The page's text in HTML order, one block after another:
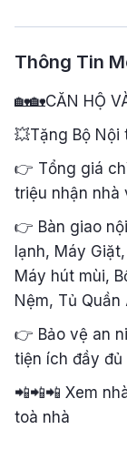
Thông Tin
🏡🏡CĂN HỘ
💥Tặng Bộ Nội
👉 Tổng giá
triệu nhận nhà
👉 Bàn giao
lạnh, Máy
Máy hút mùi,
Nệm, Tủ Quần
👉 Bảo vệ an
tiện ích đầy đủ
📲📲📲 Xem
toà nhà